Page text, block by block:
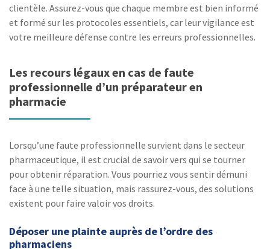
clientèle. Assurez-vous que chaque membre est bien informé
et formé sur les protocoles essentiels, car leur vigilance est
votre meilleure défense contre les erreurs professionnelles.
Les recours légaux en cas de faute
professionnelle d’un préparateur en
pharmacie
Lorsqu’une faute professionnelle survient dans le secteur
pharmaceutique, il est crucial de savoir vers qui se tourner
pour obtenir réparation. Vous pourriez vous sentir démuni
face à une telle situation, mais rassurez-vous, des solutions
existent pour faire valoir vos droits.
Déposer une plainte auprès de l’ordre des
pharmaciens